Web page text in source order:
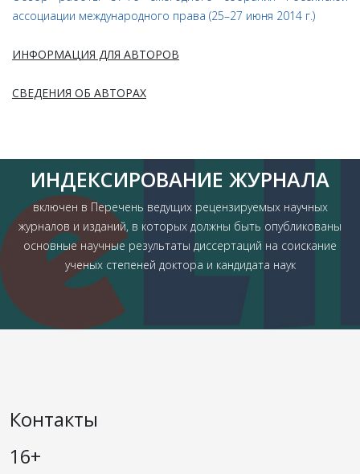
ассоциации международного права (25–27 июня 2014 г.)
ИНФОРМАЦИЯ ДЛЯ АВТОРОВ
СВЕДЕНИЯ ОБ АВТОРАХ
ИНДЕКСИРОВАНИЕ ЖУРНАЛА
включен в Перечень ведущих рецензируемых научных
журналов и изданий, в которых должны быть опубликованы
основные научные результаты диссертаций на соискание
ученых степеней доктора и кандидата наук
Контакты
16+